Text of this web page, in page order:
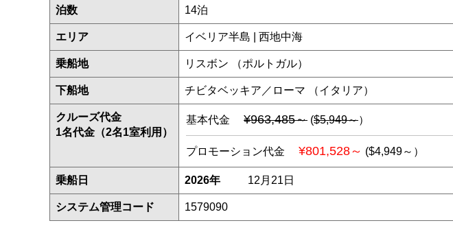
泊数 14泊
エリア イベリア半島 | 西地中海
乗船地 リスボン （ポルトガル）
下船地 チビタベッキア／ローマ （イタリア）
クルーズ代金
1名代金（2名1室利用）
基本代金 ¥963,485～ ($5,949～）
プロモーション代金 ¥801,528～ ($4,949～）
乗船日 2026年 12月21日
システム管理コード 1579090